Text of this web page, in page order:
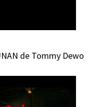
de Tommy Dewo